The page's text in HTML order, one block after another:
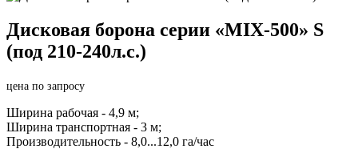
Дисковая борона серии «MIX-500» S
(под 210-240л.с.)
цена по запросу
Ширина рабочая - 4,9 м;
Ширина транспортная - 3 м;
Производительность - 8,0...12,0 га/час